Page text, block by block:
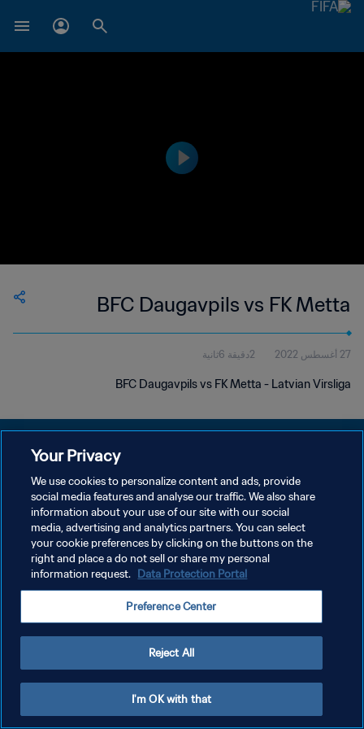
BFC Daugavpils vs FK Metta
27 أغسطس 2022 2دقيقة 6ثانية
BFC Daugavpils vs FK Metta - Latvian Virsliga
سياسة الخصوصية
شروط الخدمة
إدارة تفضيلات ملفات تعريف الارتباط
Your Privacy
We use cookies to personalize content and ads, provide
social media features and analyse our traffic. We also share
information about your use of our site with our social
media, advertising and analytics partners. You can select
your cookie preferences by clicking on the buttons on the
right and place a do not sell or share my personal
information request. Data Protection Portal
Preference Center
Reject All
I'm OK with that